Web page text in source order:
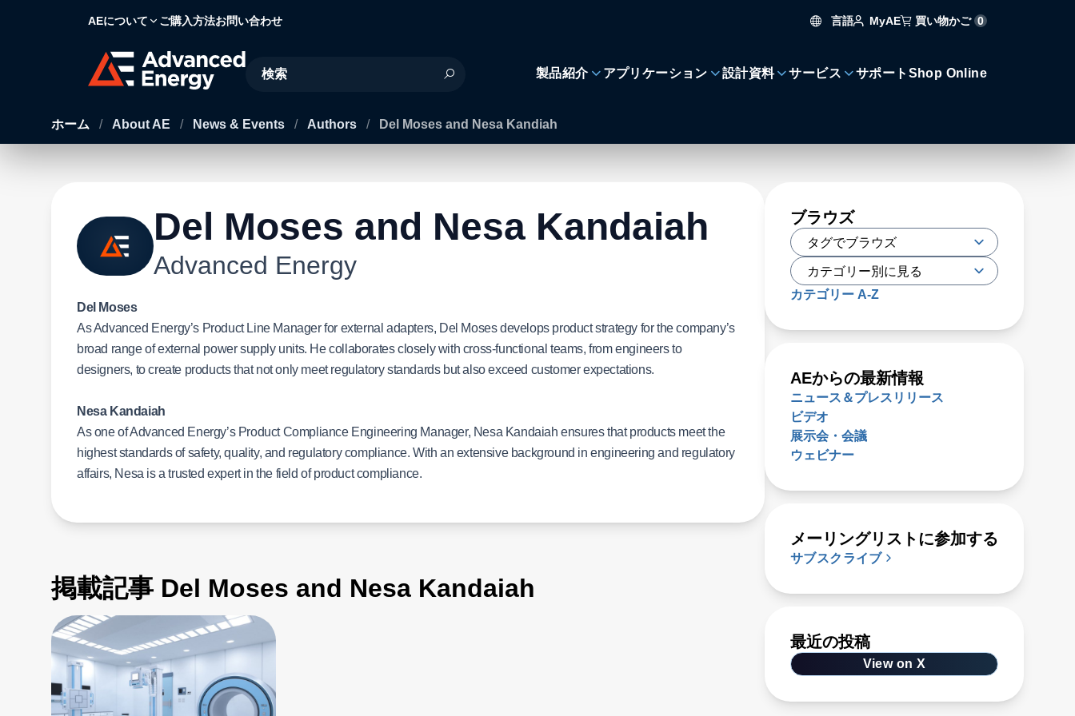
AEについて ご購入方法お問い合わせ 言語 MyAE 買い物かご 0
Site Search
製品紹介 アプリケーション 設計資料 サービス サポート Shop Online
ホーム / About AE / News & Events / Authors / Del Moses and Nesa Kandiah
Del Moses and Nesa Kandaiah
Advanced Energy
Del Moses
As Advanced Energy’s Product Line Manager for external adapters, Del Moses develops product strategy for the company’s
broad range of external power supply units. He collaborates closely with cross-functional teams, from engineers to
designers, to create products that not only meet regulatory standards but also exceed customer expectations.
Nesa Kandaiah
As one of Advanced Energy’s Product Compliance Engineering Manager, Nesa Kandaiah ensures that products meet the
highest standards of safety, quality, and regulatory compliance. With an extensive background in engineering and regulatory
affairs, Nesa is a trusted expert in the field of product compliance.
掲載記事 Del Moses and Nesa Kandaiah
ブラウズ
カテゴリー A-Z
AEからの最新情報
ニュース＆プレスリリース
ビデオ
展示会・会議
ウェビナー
メーリングリストに参加する
サブスクライブ
最近の投稿
View on X